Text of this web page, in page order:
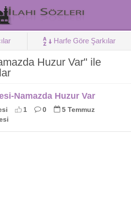
Harfe Göre Şarkılar
Huzur Var" ile
Namazda Huzur Var
1 0
5 Temmuz